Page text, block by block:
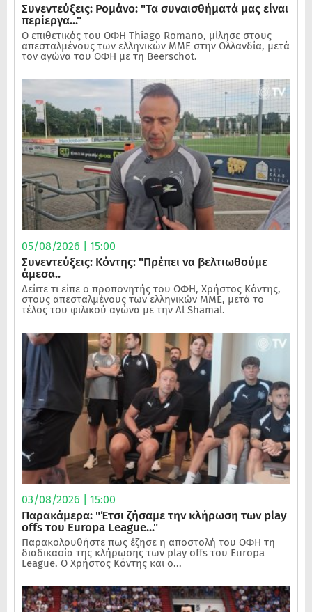
Συνεντεύξεις: Ρομάνο: "Τα συναισθήματά μας είναι
περίεργα..."
Ο επιθετικός του ΟΦΗ Thiago Romano, μίλησε στους
απεσταλμένους των ελληνικών ΜΜΕ στην Ολλανδία, μετά
τον αγώνα του ΟΦΗ με τη Beerschot.
05/08/2026 | 15:00
Συνεντεύξεις: Κόντης: "Πρέπει να βελτιωθούμε
άμεσα..
Δείιτε τι είπε ο προπονητής του ΟΦΗ, Χρήστος Κόντης,
στους απεσταλμένους των ελληνικών ΜΜΕ, μετά το
τέλος του φιλικού αγώνα με την Al Shamal.
03/08/2026 | 15:00
Παρακάμερα: "Έτσι ζήσαμε την κλήρωση των play
offs του Europa League..."
Παρακολουθήστε πως έζησε η αποστολή του ΟΦΗ τη
διαδικασία της κλήρωσης των play offs του Europa
League. Ο Χρήστος Κόντης και ο...